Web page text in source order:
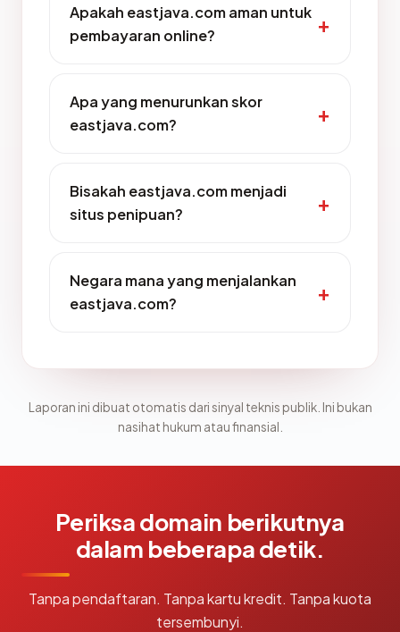
Apakah eastjava.com aman untuk
pembayaran online?
Apa yang menurunkan skor
eastjava.com?
Bisakah eastjava.com menjadi
situs penipuan?
Negara mana yang menjalankan
eastjava.com?
Laporan ini dibuat otomatis dari sinyal teknis publik. Ini bukan
nasihat hukum atau finansial.
Periksa domain berikutnya
dalam beberapa detik.
Tanpa pendaftaran. Tanpa kartu kredit. Tanpa kuota
tersembunyi.